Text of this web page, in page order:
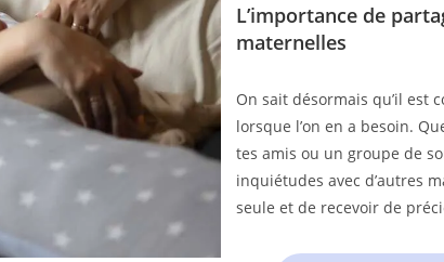
L’importance de
maternelles
On sait désormais qu’il est
lorsque l’on en a besoin.
tes amis ou un groupe de
inquiétudes avec d’autres
seule et de recevoir de